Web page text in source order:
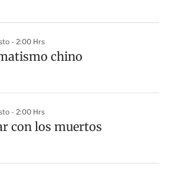
- 2:00 Hrs
chino
- 2:00 Hrs
con los muertos